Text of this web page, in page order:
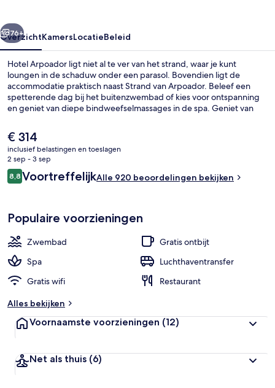
Volgende
76+
OverzichtKamersLocatieBeleid
Hotel Arpoador ligt niet al te ver van het strand, waar je kunt
loungen in de schaduw onder een parasol. Bovendien ligt de
accommodatie praktisch naast Strand van Arpoador. Beleef een
spetterende dag bij het buitenzwembad of kies voor ontspanning
en geniet van diepe bindweefselmassages in de spa. Geniet van
verkoelend drankje. Andere voorzieningen zijn een dakterras, een
bar aan het zwembad en een fitnesscentrum. Andere reizigers zijn
heel enthousiast over het behulpzame personeel en de locatie. Het
openbaar vervoer vind je vlakbij: het is maar 10 lopen naar Station
Ipanema-General Osório.
De
huidige
prijs
is
€ 314
€ 314
inclusief belastingen en toeslagen
2 sep - 3 sep
Beoordelingen
8,88,8 op 10 –
VoortreffelijkAlle 920 beoordelingen bekijken
Populaire voorzieningen
Zwembad
Gratis ontbijt
Spa
Luchthaventransfer
Gratis wifi
Restaurant
Alles bekijken
Voornaamste voorzieningen (12)
Net als thuis (6)